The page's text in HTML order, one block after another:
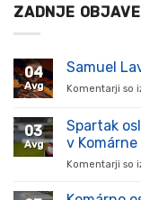
ZADNJE OBJAVE
04
Avg
Samuel
Komentarji so
03
Avg
Spartak
v Komárne
Komentarji so